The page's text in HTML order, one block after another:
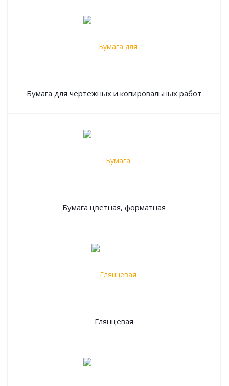
Бумага для чертежных и копировальных работ
Бумага цветная, форматная
Глянцевая